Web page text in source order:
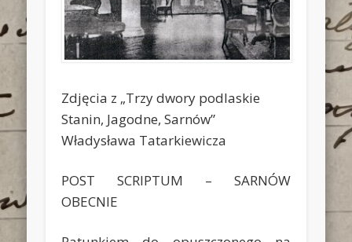
Zdjęcia z „Trzy dwory podlaskie
Stanin, Jagodne, Sarnów”
Władysława Tatarkiewicza
POST SCRIPTUM – SARNÓW
OBECNIE